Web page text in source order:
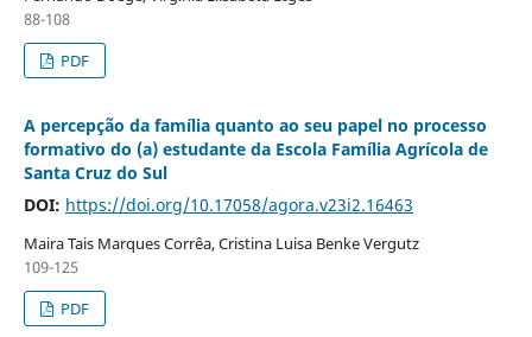
88-108
PDF
A percepção da família quanto ao seu papel no processo
formativo do (a) estudante da Escola Família Agrícola de
Santa Cruz do Sul
DOI: https://doi.org/10.17058/agora.v23i2.16463
Maira Tais Marques Corrêa, Cristina Luisa Benke Vergutz
109-125
PDF